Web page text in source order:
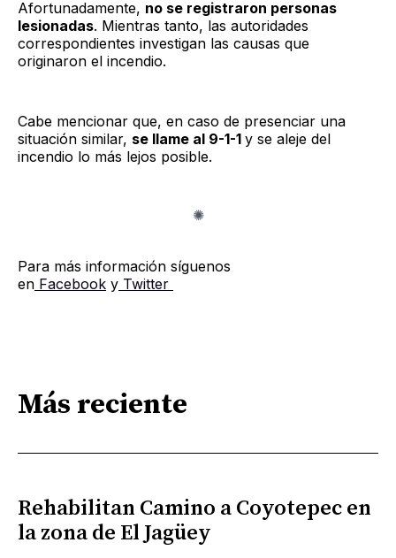
Afortunadamente, no se registraron personas
lesionadas. Mientras tanto, las autoridades
correspondientes investigan las causas que
originaron el incendio.
Cabe mencionar que, en caso de presenciar una
situación similar, se llame al 9-1-1 y se aleje del
incendio lo más lejos posible.
Para más información síguenos
en Facebook y Twitter
Más reciente
Rehabilitan Camino a Coyotepec en
la zona de El Jagüey